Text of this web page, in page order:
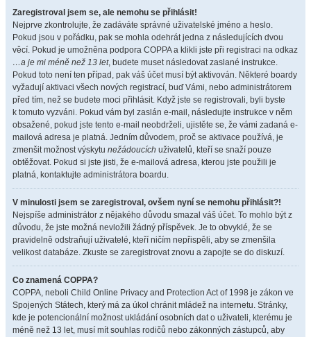
Zaregistroval jsem se, ale nemohu se přihlásit!
Nejprve zkontrolujte, že zadáváte správné uživatelské jméno a heslo.
Pokud jsou v pořádku, pak se mohla odehrát jedna z následujících dvou
věcí. Pokud je umožněna podpora COPPA a klikli jste při registraci na odkaz
…a je mi méně než 13 let, budete muset následovat zaslané instrukce.
Pokud toto není ten případ, pak váš účet musí být aktivován. Některé boardy
vyžadují aktivaci všech nových registrací, buď Vámi, nebo administrátorem
před tím, než se budete moci přihlásit. Když jste se registrovali, byli byste
k tomuto vyzváni. Pokud vám byl zaslán e-mail, následujte instrukce v něm
obsažené, pokud jste tento e-mail neobdrželi, ujistěte se, že vámi zadaná e-
mailová adresa je platná. Jedním důvodem, proč se aktivace používá, je
zmenšit možnost výskytu nežádoucích uživatelů, kteří se snaží pouze
obtěžovat. Pokud si jste jisti, že e-mailová adresa, kterou jste použili je
platná, kontaktujte administrátora boardu.
V minulosti jsem se zaregistroval, ovšem nyní se nemohu přihlásit?!
Nejspíše administrátor z nějakého důvodu smazal váš účet. To mohlo být z
důvodu, že jste možná nevložili žádný příspěvek. Je to obvyklé, že se
pravidelně odstraňují uživatelé, kteří ničím nepřispěli, aby se zmenšila
velikost databáze. Zkuste se zaregistrovat znovu a zapojte se do diskuzí.
Co znamená COPPA?
COPPA, neboli Child Online Privacy and Protection Act of 1998 je zákon ve
Spojených Státech, který má za úkol chránit mládež na internetu. Stránky,
kde je potencionální možnost ukládání osobních dat o uživateli, kterému je
méně než 13 let, musí mít souhlas rodičů nebo zákonných zástupců, aby